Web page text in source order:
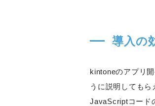
導入の
kintoneのアプリ
うに説明しても
JavaScriptコード